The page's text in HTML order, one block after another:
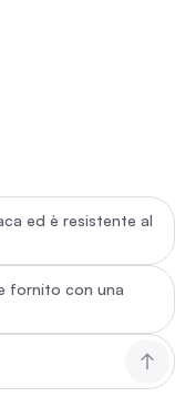
ed è resistente al
fornito con una